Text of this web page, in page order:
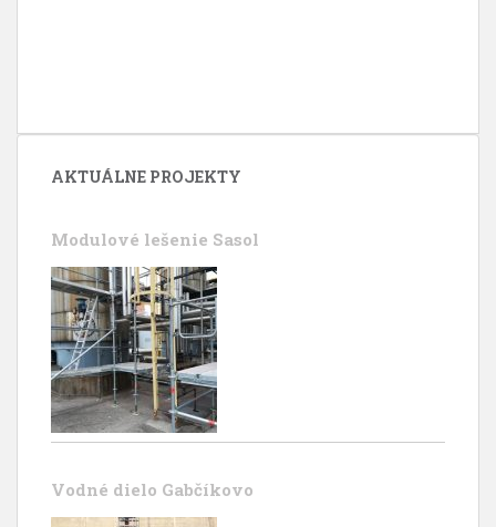
AKTUÁLNE PROJEKTY
Modulové lešenie Sasol
Vodné dielo Gabčíkovo